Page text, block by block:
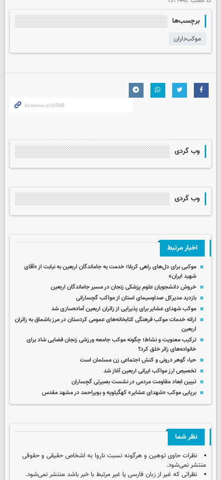
برچسب‌ها
موکب‌داران
وب گردی
وب گردی
اخبار مرتبط
موکبی برای دل‌های راهی کربلا؛ خدمت به جاماندگان اربعین به نیابت از «آقای
شهید ایران»
خروش دانشجویان علوم پزشکی زنجان در مسیر جاماندگان اربعین
بازدید مدیرکل صداوسیمای استان از مواکب گچسارانی
موکب شهدای عشایر برای پذیرایی از زائران اربعین آماده‌سازی شد
ارائه خدمات موکب فرهنگی کتابخانه‌های عمومی کردستان در مرز باشماق به زائران
اربعین ‌
ترکیب معنویت و نشاط؛ چگونه موکب جامعه ورزشی زنجان فضایی شاد برای
خانواده‌های زائر خلق کرد؟
حیا، گوهر درونی و کنش اجتماعی زن مسلمان است
تخصیص ارز مواکب ایرانی اربعین آغاز شد
تبیین ابعاد مقاومت مردمی در نشست بصیرتی گچساران
برپایی موکب «شهدای عشایر» کهگیلویه و بویراحمد در مشهد مقدس
نظر شما
نظرات حاوی توهین و هرگونه نسبت ناروا به اشخاص حقیقی و حقوقی
منتشر نمی‌شود.
نظراتی که غیر از زبان فارسی یا غیر مرتبط با خبر باشد منتشر نمی‌شود.